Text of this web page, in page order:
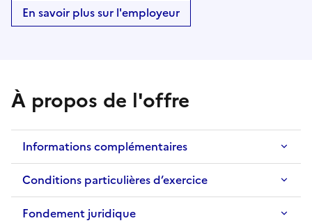
En savoir plus sur l'employeur
À propos de l'offre
Informations complémentaires
Conditions particulières d’exercice
Fondement juridique